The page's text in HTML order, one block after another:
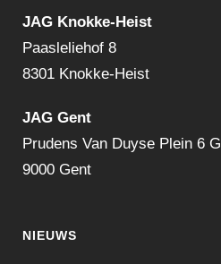
JAG Knokke-Heist
Paasleliehof 8
8301 Knokke-Heist
JAG Gent
Prudens Van Duyse Plein 6 G
9000 Gent
NIEUWS